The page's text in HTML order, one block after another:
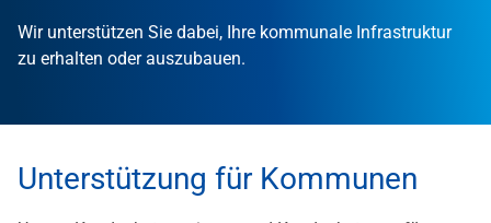
Wir unterstützen Sie dabei, Ihre kommunale Infrastruktur
zu erhalten oder auszubauen.
Unterstützung für Kommunen